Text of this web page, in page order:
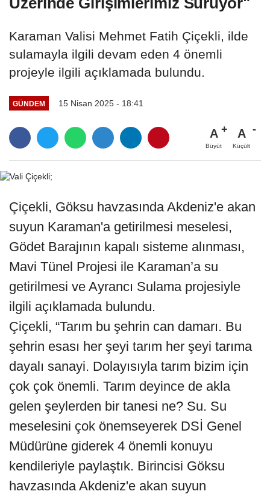
Karaman Valisi Mehmet Fatih Çiçekli, ilde
sulamayla ilgili devam eden 4 önemli
projeyle ilgili açıklamada bulundu.
GÜNDEM 15 Nisan 2025 - 18:41
A
Büyüt
A
Küçült
Çiçekli, Göksu havzasında Akdeniz'e akan
suyun Karaman'a getirilmesi meselesi,
Gödet Barajının kapalı sisteme alınması,
Mavi Tünel Projesi ile Karaman’a su
getirilmesi ve Ayrancı Sulama projesiyle
ilgili açıklamada bulundu.
Çiçekli, “Tarım bu şehrin can damarı. Bu
şehrin esası her şeyi tarım her şeyi tarıma
dayalı sanayi. Dolayısıyla tarım bizim için
çok çok önemli. Tarım deyince de akla
gelen şeylerden bir tanesi ne? Su. Su
meselesini çok önemseyerek DSİ Genel
Müdürüne giderek 4 önemli konuyu
kendileriyle paylaştık. Birincisi Göksu
havzasında Akdeniz'e akan suyun